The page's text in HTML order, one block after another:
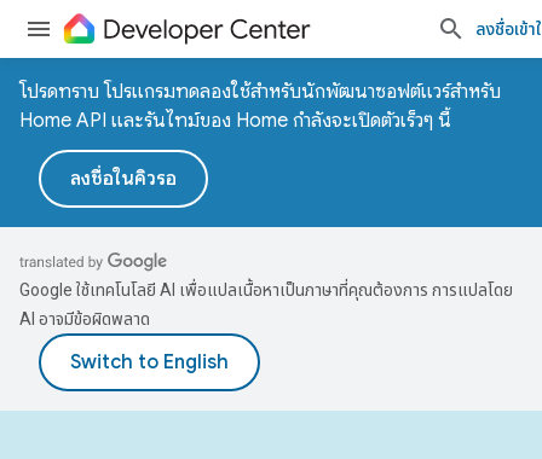
ลงชื่อเข้า
โปรดทราบ โปรแกรมทดลองใช้สำหรับนักพัฒนาซอฟต์แวร์สำหรับ
Home API และรันไทม์ของ Home กำลังจะเปิดตัวเร็วๆ นี้
ลงชื่อในคิวรอ
Google ใช้เทคโนโลยี AI เพื่อแปลเนื้อหาเป็นภาษาที่คุณต้องการ การแปลโดย
AI อาจมีข้อผิดพลาด